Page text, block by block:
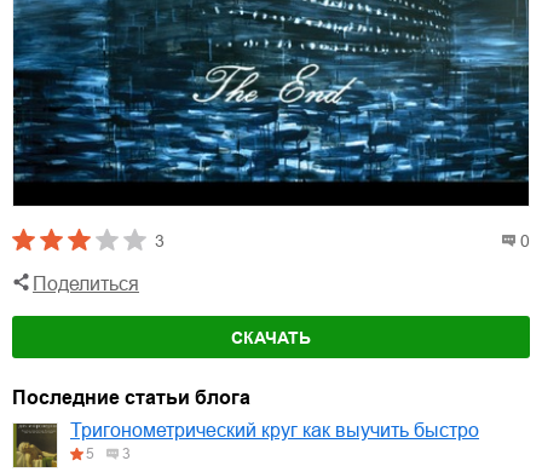
3 0
Поделиться
СКАЧАТЬ
Последние статьи блога
Тригонометрический круг как выучить быстро
5 3